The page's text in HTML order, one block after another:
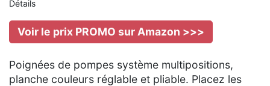
Détails
Voir le prix PROMO sur Amazon >>>
Poignées de pompes système multipositions,
planche couleurs réglable et pliable. Placez les